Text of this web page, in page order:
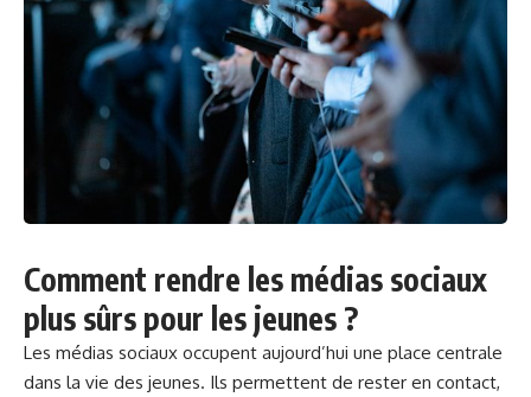
Comment rendre les médias sociaux
plus sûrs pour les jeunes ?
Les médias sociaux occupent aujourd’hui une place centrale
dans la vie des jeunes. Ils permettent de rester en contact,